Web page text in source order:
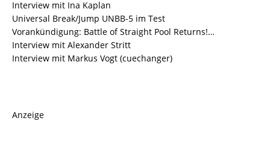
Interview mit Ina Kaplan
Universal Break/Jump UNBB-5 im Test
Vorankündigung: Battle of Straight Pool Returns!…
Interview mit Alexander Stritt
Interview mit Markus Vogt (cuechanger)
Anzeige